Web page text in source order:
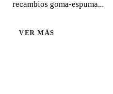
recambios goma-espuma
recambios goma-espuma...
VER MÁS